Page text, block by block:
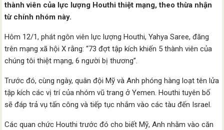
thành viên của lực lượng Houthi thiệt mạng, theo thừa nhận
từ chính nhóm này.
Hôm 12/1, phát ngôn viên lực lượng Houthi, Yahya Saree, đăng
trên mạng xã hội X rằng: “73 đợt tập kích khiến 5 thành viên của
chúng tôi thiệt mạng, 6 người bị thương”.
Trước đó, cùng ngày, quân đội Mỹ và Anh phóng hàng loạt tên lửa
tập kích các vị trí của nhóm vũ trang ở Yemen. Houthi tuyên bố
sẽ đáp trả vụ tấn công và tiếp tục nhắm vào các tàu đến Israel.
Các quan chức Houthi trước đó cho biết Mỹ, Anh nhằm vào căn